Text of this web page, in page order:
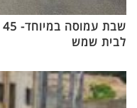
לבית שמש